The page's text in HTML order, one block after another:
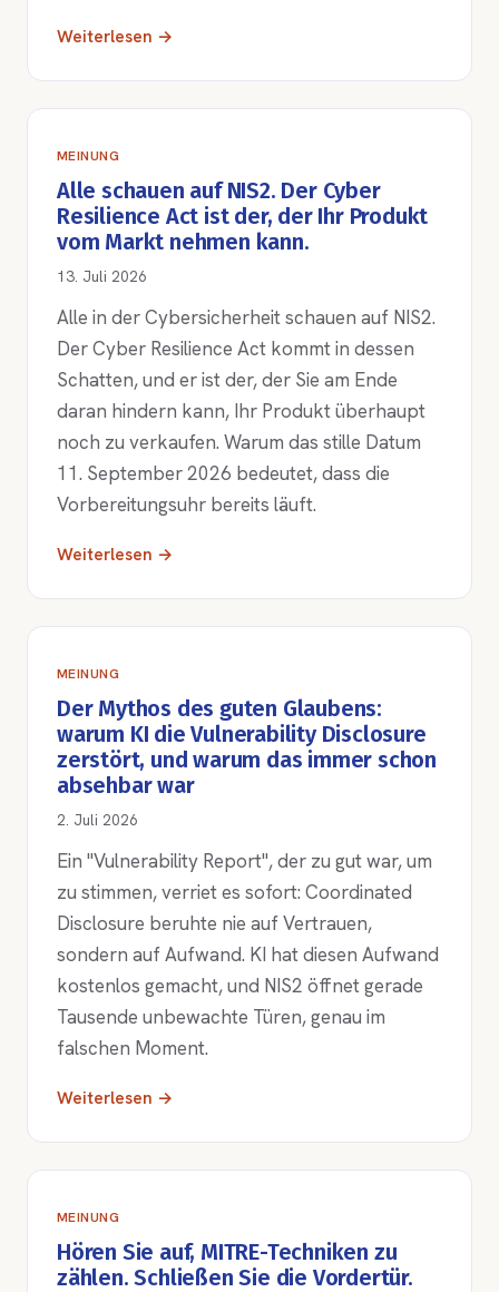
Weiterlesen →
MEINUNG
Alle schauen auf NIS2. Der Cyber
Resilience Act ist der, der Ihr Produkt
vom Markt nehmen kann.
13. Juli 2026
Alle in der Cybersicherheit schauen auf NIS2.
Der Cyber Resilience Act kommt in dessen
Schatten, und er ist der, der Sie am Ende
daran hindern kann, Ihr Produkt überhaupt
noch zu verkaufen. Warum das stille Datum
11. September 2026 bedeutet, dass die
Vorbereitungsuhr bereits läuft.
Weiterlesen →
MEINUNG
Der Mythos des guten Glaubens:
warum KI die Vulnerability Disclosure
zerstört, und warum das immer schon
absehbar war
2. Juli 2026
Ein "Vulnerability Report", der zu gut war, um
zu stimmen, verriet es sofort: Coordinated
Disclosure beruhte nie auf Vertrauen,
sondern auf Aufwand. KI hat diesen Aufwand
kostenlos gemacht, und NIS2 öffnet gerade
Tausende unbewachte Türen, genau im
falschen Moment.
Weiterlesen →
MEINUNG
Hören Sie auf, MITRE-Techniken zu
zählen. Schließen Sie die Vordertür.